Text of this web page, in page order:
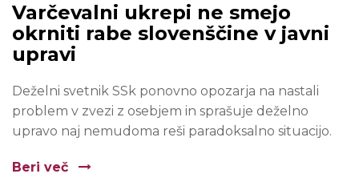
Varčevalni ukrepi ne smejo
okrniti rabe slovenščine v javni
upravi
Deželni svetnik SSk ponovno opozarja na nastali
problem v zvezi z osebjem in sprašuje deželno
upravo naj nemudoma reši paradoksalno situacijo.
Beri več